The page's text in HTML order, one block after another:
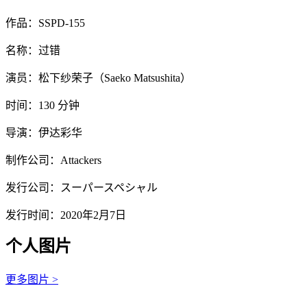
作品：SSPD-155
名称：过错
演员：松下纱荣子（Saeko Matsushita）
时间：130 分钟
导演：伊达彩华
制作公司：Attackers
发行公司：スーパースペシャル
发行时间：2020年2月7日
个人图片
更多图片 >